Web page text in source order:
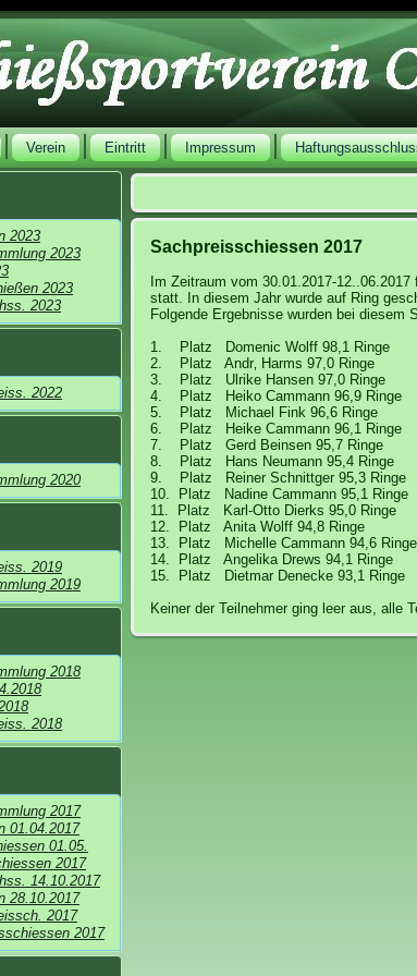
Verein Eintritt Impressum
2023
2023
2023
2023
2022
2020
2019
2019
2018
2018
2017
01.04.2017
01.05.
2017
14.10.2017
28.10.2017
2017
2017
Sachpreisschiessen 2017
Im Zeitraum vom 30.01.2017-
statt. In diesem Jahr wurde auf Ring
Folgende Ergebnisse wurden bei diesem
1. Platz Domenic Wolff 98,1 Ringe
2. Platz Andr‚ Harms 97,0 Ringe
3. Platz Ulrike Hansen 97,0 Ringe
4. Platz Heiko Cammann 96,9 Ringe
5. Platz Michael Fink 96,6 Ringe
6. Platz Heike Cammann 96,1 Ringe
7. Platz Gerd Beinsen 95,7 Ringe
8. Platz Hans Neumann 95,4 Ringe
9. Platz Reiner Schnittger 95,3 Ringe
10. Platz Nadine Cammann 95,1 Ringe
11. Platz Karl-Otto Dierks 95,0 Ringe
12. Platz Anita Wolff 94,8 Ringe
13. Platz Michelle Cammann 94,6 Ringe
14. Platz Angelika Drews 94,1 Ringe
15. Platz Dietmar Denecke 93,1 Ringe
Keiner der Teilnehmer ging leer aus, alle